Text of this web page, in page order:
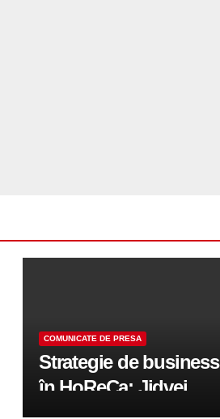
COMUNICATE DE PRESA
Strategie de business
în HoReCa: Jidvei
transformă terasele în